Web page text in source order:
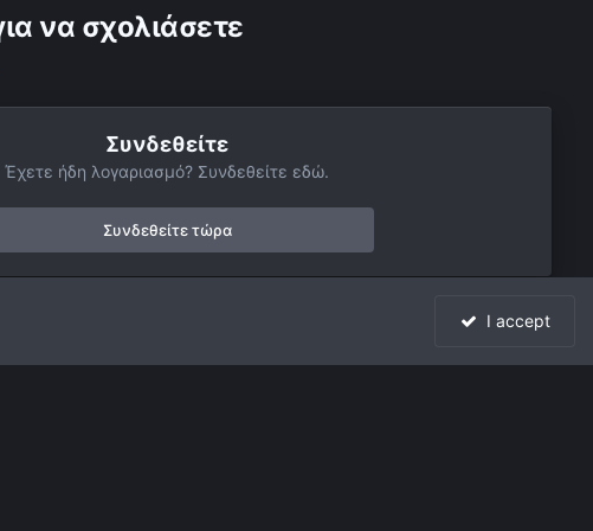
να σχολιάσετε
Συνδεθείτε
Έχετε ήδη λογαριασμό? Συνδεθείτε εδώ.
Συνδεθείτε τώρα
I accept